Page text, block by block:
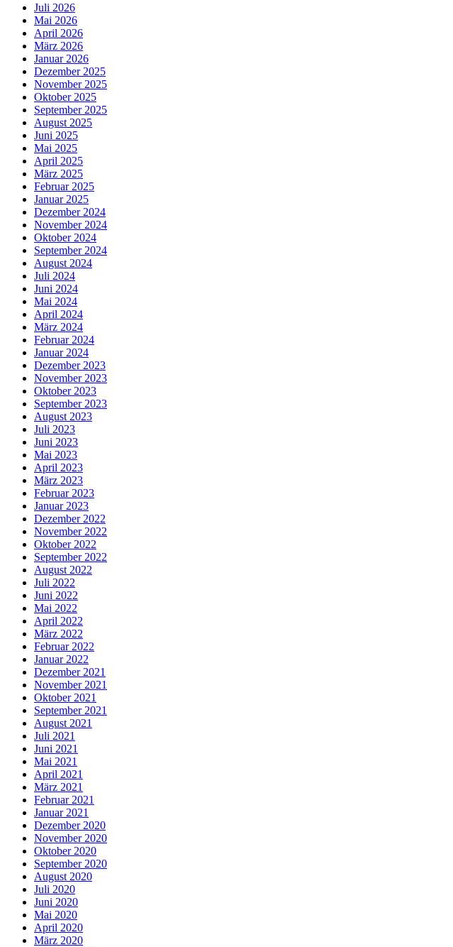
Juli 2026
Mai 2026
April 2026
März 2026
Januar 2026
Dezember 2025
November 2025
Oktober 2025
September 2025
August 2025
Juni 2025
Mai 2025
April 2025
März 2025
Februar 2025
Januar 2025
Dezember 2024
November 2024
Oktober 2024
September 2024
August 2024
Juli 2024
Juni 2024
Mai 2024
April 2024
März 2024
Februar 2024
Januar 2024
Dezember 2023
November 2023
Oktober 2023
September 2023
August 2023
Juli 2023
Juni 2023
Mai 2023
April 2023
März 2023
Februar 2023
Januar 2023
Dezember 2022
November 2022
Oktober 2022
September 2022
August 2022
Juli 2022
Juni 2022
Mai 2022
April 2022
März 2022
Februar 2022
Januar 2022
Dezember 2021
November 2021
Oktober 2021
September 2021
August 2021
Juli 2021
Juni 2021
Mai 2021
April 2021
März 2021
Februar 2021
Januar 2021
Dezember 2020
November 2020
Oktober 2020
September 2020
August 2020
Juli 2020
Juni 2020
Mai 2020
April 2020
März 2020